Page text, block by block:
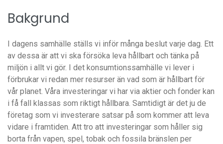
Bakgrund
I dagens samhälle ställs vi inför många beslut varje dag. Ett
av dessa är att vi ska försöka leva hållbart och tänka på
miljön i allt vi gör. I det konsumtionssamhälle vi lever i
förbrukar vi redan mer resurser än vad som är hållbart för
vår planet. Våra investeringar vi har via aktier och fonder kan
i få fall klassas som riktigt hållbara. Samtidigt är det ju de
företag som vi investerare satsar på som kommer att leva
vidare i framtiden. Att tro att investeringar som håller sig
borta från vapen, spel, tobak och fossila bränslen per